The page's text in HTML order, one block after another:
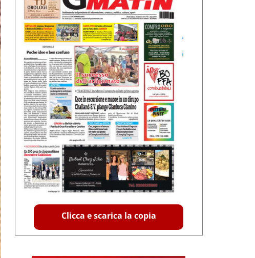
Clicca e scarica la copia